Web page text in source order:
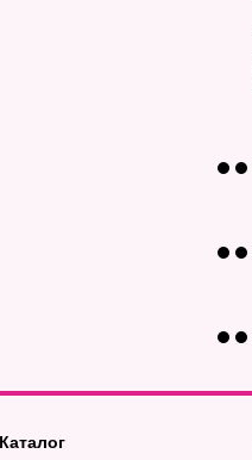
Каталог